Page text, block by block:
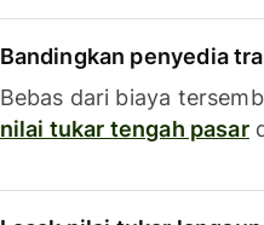
Bandingkan penyedia
Bebas dari biaya
nilai tukar tengah pasar